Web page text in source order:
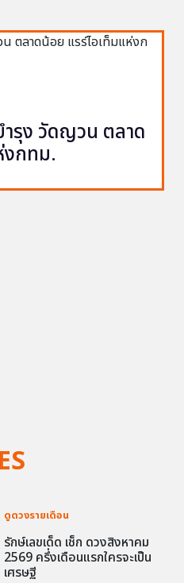
ดูดวงรายเดือน
รักษ์เลขเด็ด เช็ก ดวงสิงหาคม
2569 ครึ่งเดือนแรกใครจะเป็น
เศรษฐี
ำรุง วัดญวน ตลาด
งกทม.